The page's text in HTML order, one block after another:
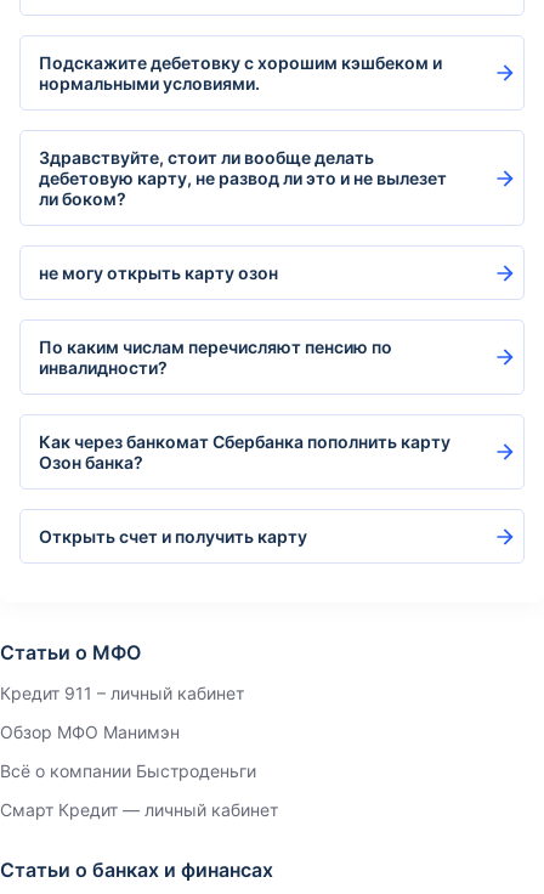
Подскажите дебетовку с хорошим кэшбеком и
нормальными условиями.
Здравствуйте, стоит ли вообще делать
дебетовую карту, не развод ли это и не вылезет
ли боком?
не могу открыть карту озон
По каким числам перечисляют пенсию по
инвалидности?
Как через банкомат Сбербанка пополнить карту
Озон банка?
Открыть счет и получить карту
Статьи о МФО
Кредит 911 – личный кабинет
Обзор МФО Манимэн
Всё о компании Быстроденьги
Смарт Кредит — личный кабинет
Статьи о банках и финансах